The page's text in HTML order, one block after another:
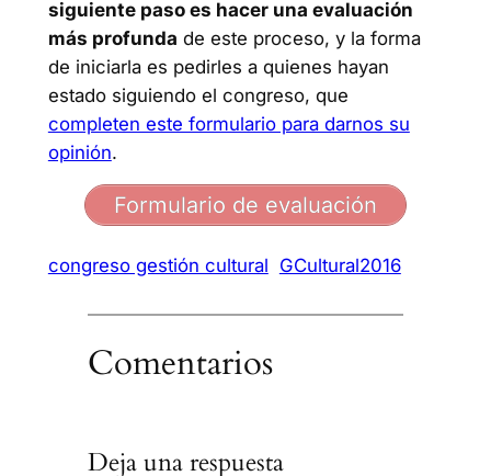
siguiente paso es hacer una evaluación
más profunda de este proceso, y la forma
de iniciarla es pedirles a quienes hayan
estado siguiendo el congreso, que
completen este formulario para darnos su
opinión.
Formulario de evaluación
congreso gestión cultural GCultural2016
Comentarios
Deja una respuesta